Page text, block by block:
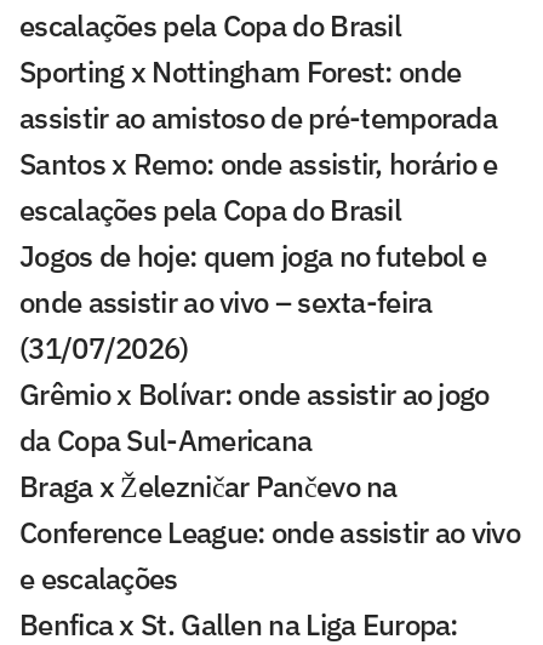
escalações pela Copa do Brasil
Sporting x Nottingham Forest: onde
assistir ao amistoso de pré-temporada
Santos x Remo: onde assistir, horário e
escalações pela Copa do Brasil
Jogos de hoje: quem joga no futebol e
onde assistir ao vivo – sexta-feira
(31/07/2026)
Grêmio x Bolívar: onde assistir ao jogo
da Copa Sul-Americana
Braga x Železničar Pančevo na
Conference League: onde assistir ao vivo
e escalações
Benfica x St. Gallen na Liga Europa: